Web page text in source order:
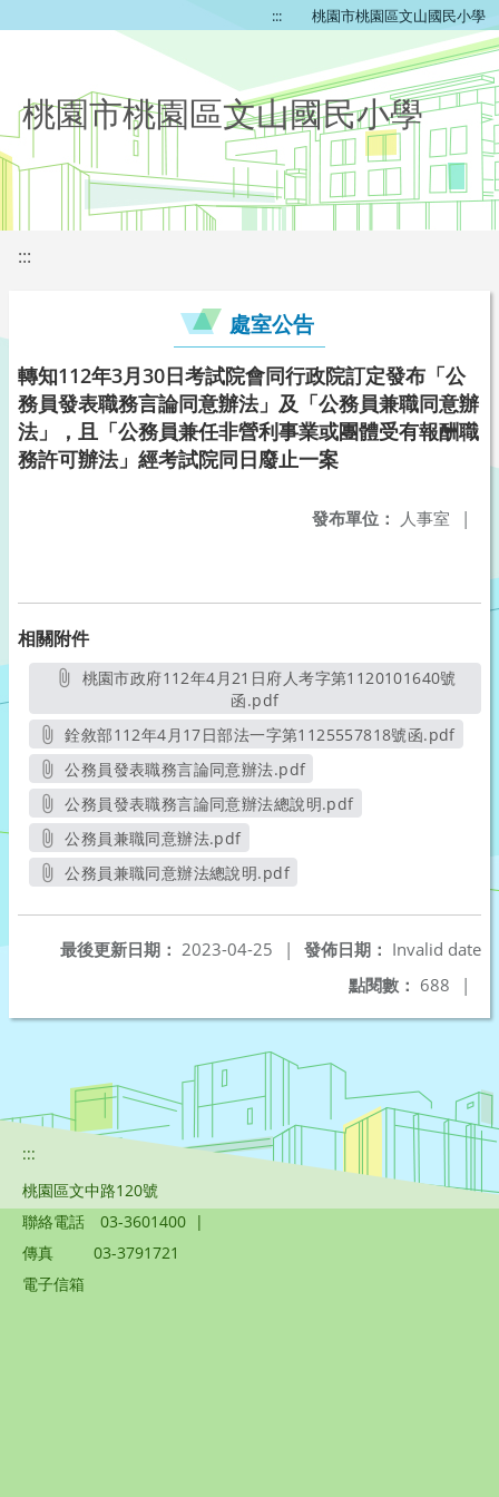
::: 桃園市桃園區文山國民小學
桃園市桃園區文山國民小學
:::
處室公告
轉知112年3月30日考試院會同行政院訂定發布「公
務員發表職務言論同意辦法」及「公務員兼職同意辦
法」，且「公務員兼任非營利事業或團體受有報酬職
務許可辦法」經考試院同日廢止一案
發布單位： 人事室 |
相關附件
函.pdf另開新視窗
銓敘部112年4月17日部法一字第1125557818號函.pdf
另開新視窗
公務員發表職務言論同意辦法.pdf
另開新視窗
公務員發表職務言論同意辦法總說明.pdf
另開新視窗
公務員兼職同意辦法.pdf
另開新視窗
公務員兼職同意辦法總說明.pdf
發佈日期： Invalid date
最後更新日期： 2023-04-25
|
點閱數： 688 |
:::
桃園區文中路120號
聯絡電話
03-3601400 |
傳真
03-3791721
電子信箱